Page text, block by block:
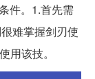
件。1.首先需
难掌握剑刃使
用该技。